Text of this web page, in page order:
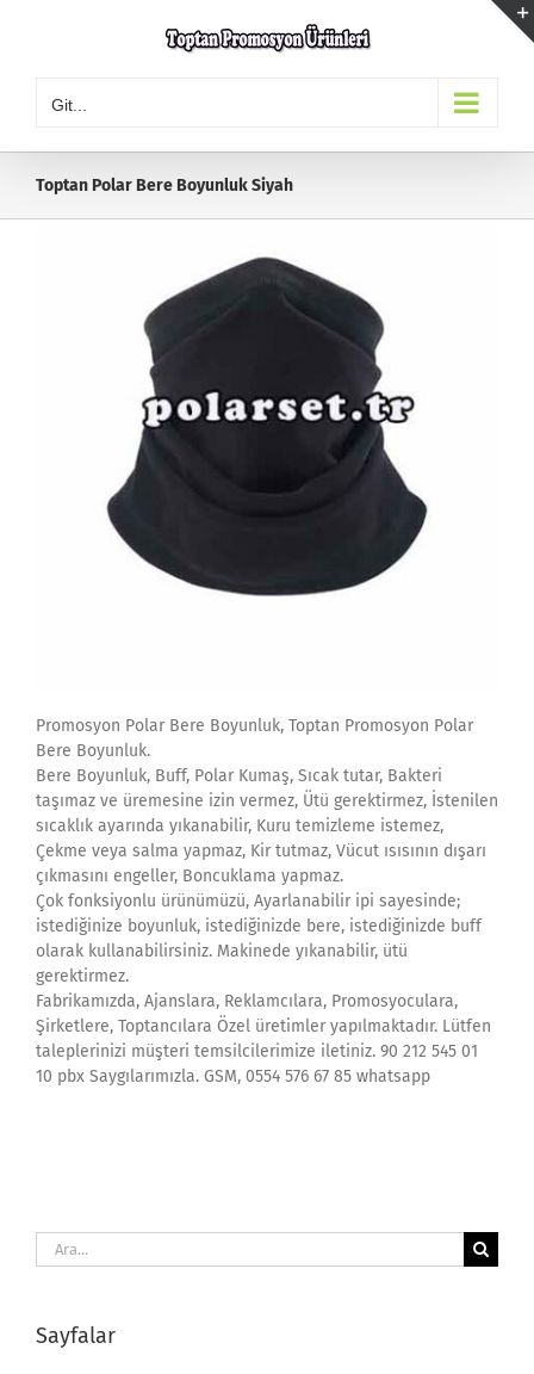
Git...
Toptan Polar Bere Boyunluk Siyah
Promosyon Polar Bere Boyunluk, Toptan Promosyon Polar
Bere Boyunluk.
Bere Boyunluk, Buff, Polar Kumaş, Sıcak tutar, Bakteri
taşımaz ve üremesine izin vermez, Ütü gerektirmez, İstenilen
sıcaklık ayarında yıkanabilir, Kuru temizleme istemez,
Çekme veya salma yapmaz, Kir tutmaz, Vücut ısısının dışarı
çıkmasını engeller, Boncuklama yapmaz.
Çok fonksiyonlu ürünümüzü, Ayarlanabilir ipi sayesinde;
istediğinize boyunluk, istediğinizde bere, istediğinizde buff
olarak kullanabilirsiniz. Makinede yıkanabilir, ütü
gerektirmez.
Fabrikamızda, Ajanslara, Reklamcılara, Promosyoculara,
Şirketlere, Toptancılara Özel üretimler yapılmaktadır. Lütfen
taleplerinizi müşteri temsilcilerimize iletiniz. 90 212 545 01
10 pbx Saygılarımızla. GSM, 0554 576 67 85 whatsapp
Ara:
Sayfalar